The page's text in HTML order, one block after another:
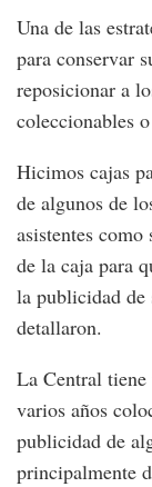
Una de las
para conservar
reposicionar a
coleccionables
Hicimos cajas
de algunos de
asistentes
de la caja para
la publicidad de
detallaron.
La Central tiene
varios años
publicidad de
principalmente